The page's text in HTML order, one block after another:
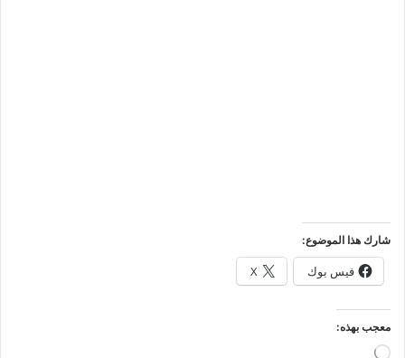
شارك هذا الموضوع:
فيس بوك X
معجب بهذه:
جاري